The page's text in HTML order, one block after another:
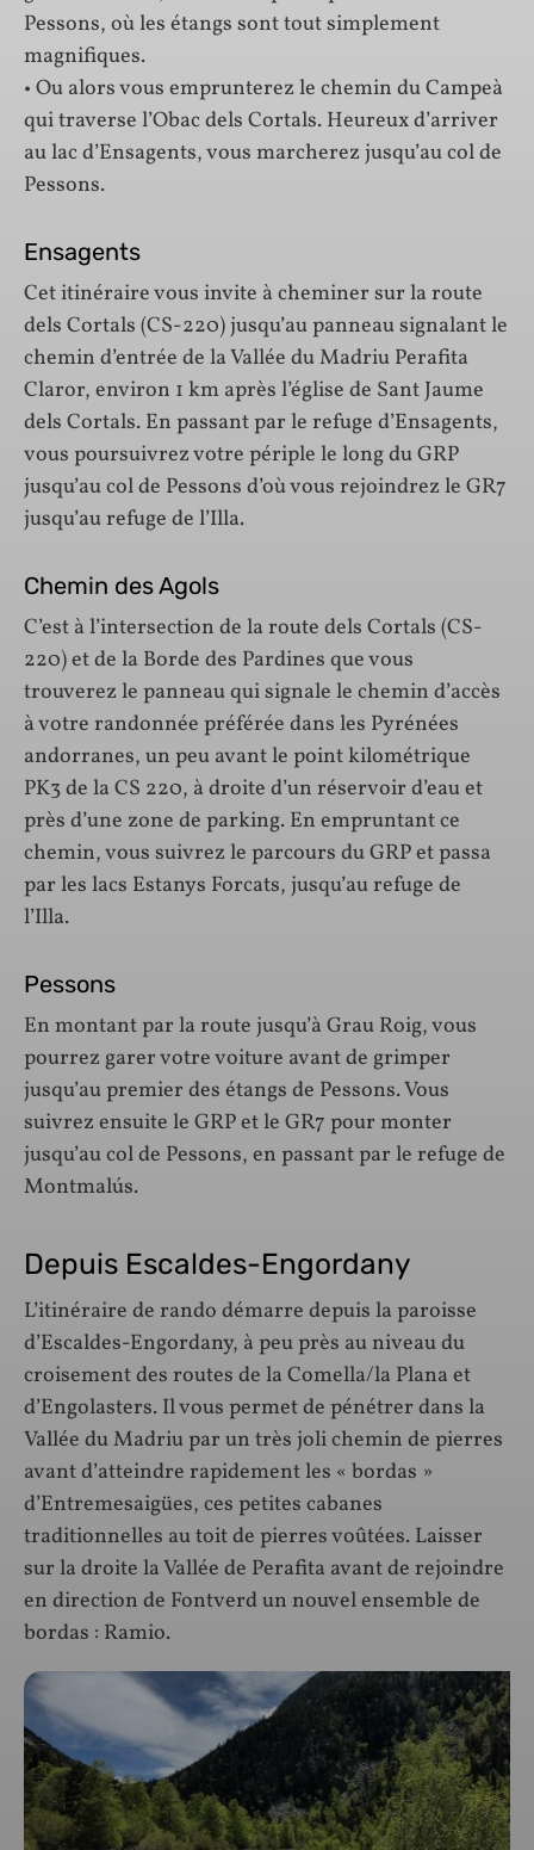
Pessons, où les étangs sont tout simplement
magnifiques.
• Ou alors vous emprunterez le chemin du Campeà
qui traverse l’Obac dels Cortals. Heureux d’arriver
au lac d’Ensagents, vous marcherez jusqu’au col de
Pessons.
Ensagents
Cet itinéraire vous invite à cheminer sur la route
dels Cortals (CS-220) jusqu’au panneau signalant le
chemin d’entrée de la Vallée du Madriu Perafita
Claror, environ 1 km après l’église de Sant Jaume
dels Cortals. En passant par le refuge d’Ensagents,
vous poursuivrez votre périple le long du GRP
jusqu’au col de Pessons d’où vous rejoindrez le GR7
jusqu’au refuge de l’Illa.
Chemin des Agols
C’est à l’intersection de la route dels Cortals (CS-
220) et de la Borde des Pardines que vous
trouverez le panneau qui signale le chemin d’accès
à votre randonnée préférée dans les Pyrénées
andorranes, un peu avant le point kilométrique
PK3 de la CS 220, à droite d’un réservoir d’eau et
près d’une zone de parking. En empruntant ce
chemin, vous suivrez le parcours du GRP et passa
par les lacs Estanys Forcats, jusqu’au refuge de
l’Illa.
Pessons
En montant par la route jusqu’à Grau Roig, vous
pourrez garer votre voiture avant de grimper
jusqu’au premier des étangs de Pessons. Vous
suivrez ensuite le GRP et le GR7 pour monter
jusqu’au col de Pessons, en passant par le refuge de
Montmalús.
Depuis Escaldes-Engordany
L’itinéraire de rando démarre depuis la paroisse
d’Escaldes-Engordany, à peu près au niveau du
croisement des routes de la Comella/la Plana et
d’Engolasters. Il vous permet de pénétrer dans la
Vallée du Madriu par un très joli chemin de pierres
avant d’atteindre rapidement les « bordas »
d’Entremesaigües, ces petites cabanes
traditionnelles au toit de pierres voûtées. Laisser
sur la droite la Vallée de Perafita avant de rejoindre
en direction de Fontverd un nouvel ensemble de
bordas : Ramio.